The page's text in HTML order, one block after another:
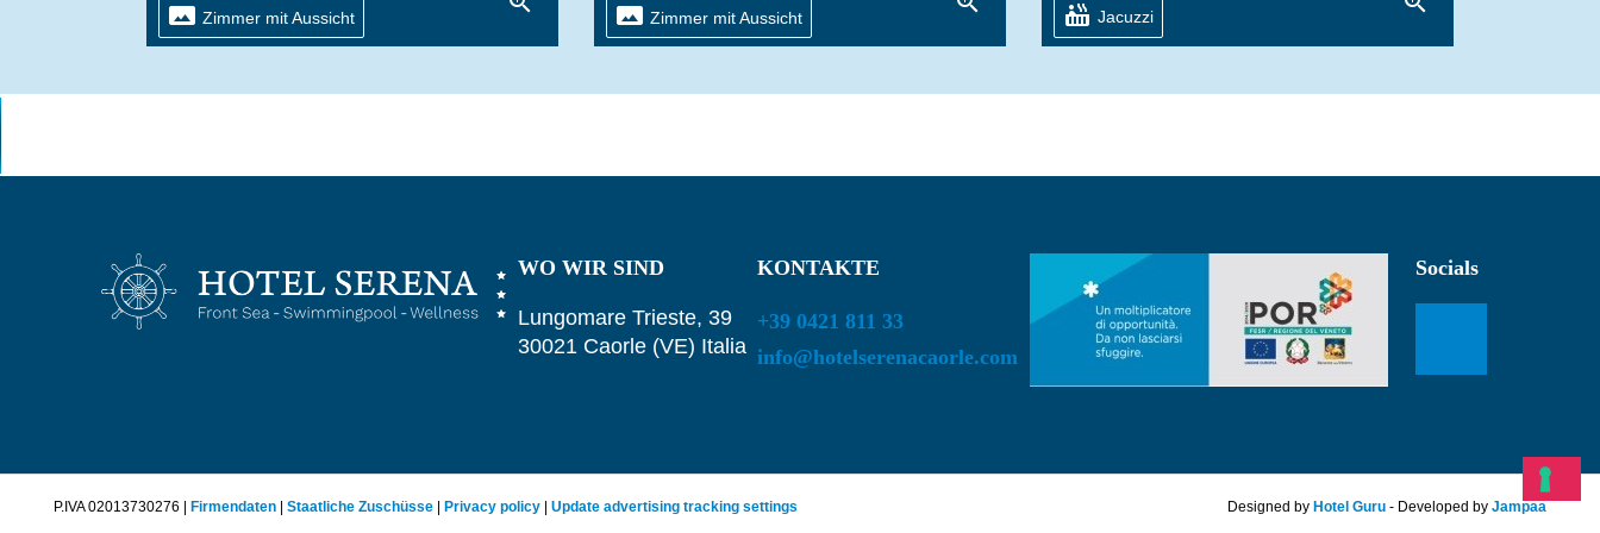
panorama Zimmer mit Aussicht panorama Zimmer mit Aussicht hot_tub Jacuzzi
WO WIR SIND
Lungomare Trieste, 39
30021 Caorle (VE) Italia
KONTAKTE
+39 0421 811 33
info@hotelserenacaorle.com
Socials
P.IVA 02013730276 | Firmendaten Staatliche Zuschüsse Privacy policy Update advertising tracking settings Designed by Hotel Guru - Developed by Jampaa